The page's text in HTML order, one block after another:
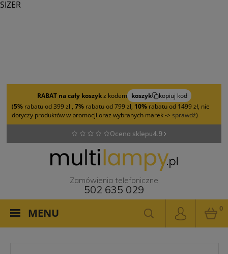
RABAT na cały koszykz kodem koszyk
kopiuj kod
(5% rabatu od 399 zł , 7% rabatu od 799 zł, 10% rabatu od 1499 zł, nie
dotyczy produktów w promocji oraz wybranych marek -> sprawdź)
Ocena sklepu4.9
Zamówienia telefoniczne
502 635 029
MENU 0
SIZER